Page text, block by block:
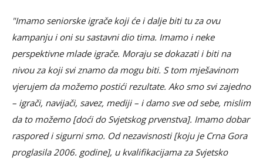
"Imamo seniorske igrače koji će i dalje biti tu za ovu
kampanju i oni su sastavni dio tima. Imamo i neke
perspektivne mlade igrače. Moraju se dokazati i biti na
nivou za koji svi znamo da mogu biti. S tom mješavinom
vjerujem da možemo postići rezultate. Ako smo svi zajedno
– igrači, navijači, savez, mediji – i damo sve od sebe, mislim
da to možemo [doći do Svjetskog prvenstva]. Imamo dobar
raspored i sigurni smo. Od nezavisnosti [koju je Crna Gora
proglasila 2006. godine], u kvalifikacijama za Svjetsko